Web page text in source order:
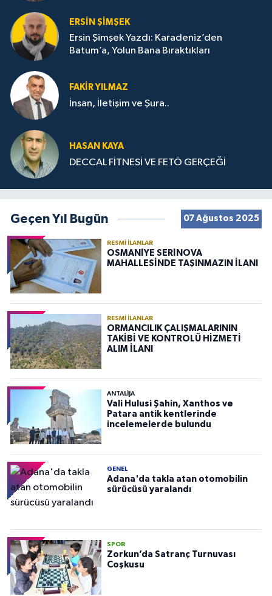
ERSIN ŞIMŞEK
Ersin Şimşek Yazdı: Karadeniz’den
Batum’a, Yolun Bana Bıraktıkları
FAKIR YILMAZ
İnsan, İletişim ve Şura..
HASAN KAYA
DECCAL FİTNESİ VE FETÖ GERÇEĞİ
Geçen Yıl Bugün 07 Ağustos 2025
RESMI İLANLAR
OSMANİYE SERİNOVA
MAHALLESİNDE TAŞINMAZIN İLANI
RESMI İLANLAR
ORMANCILIK ÇALIŞMALARININ
TAKİBİ VE KONTROLÜ HİZMETİ
ALIM İLANI
ANTALIJA
Vali Hulusi Şahin, Xanthos ve
Patara antik kentlerinde
incelemelerde bulundu
GENEL
Adana'da takla atan otomobilin
sürücüsü yaralandı
SPOR
Zorkun’da Satranç Turnuvası
Coşkusu